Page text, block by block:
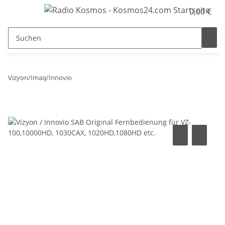
0,00 €
Vizyon/Imaq/Innovio